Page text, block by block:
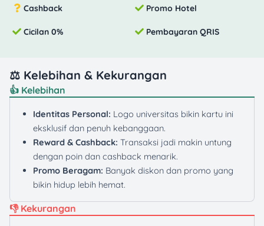
Cashback
Cicilan 0%
Promo Hotel
Pembayaran QRIS
⚖️ Kelebihan & Kekurangan
👍 Kelebihan
Identitas Personal: Logo universitas bikin kartu ini
eksklusif dan penuh kebanggaan.
Reward & Cashback: Transaksi jadi makin untung
dengan poin dan cashback menarik.
Promo Beragam: Banyak diskon dan promo yang
bikin hidup lebih hemat.
👎 Kekurangan